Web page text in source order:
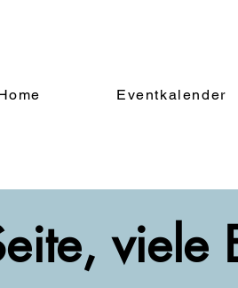
Eventkalender
viele